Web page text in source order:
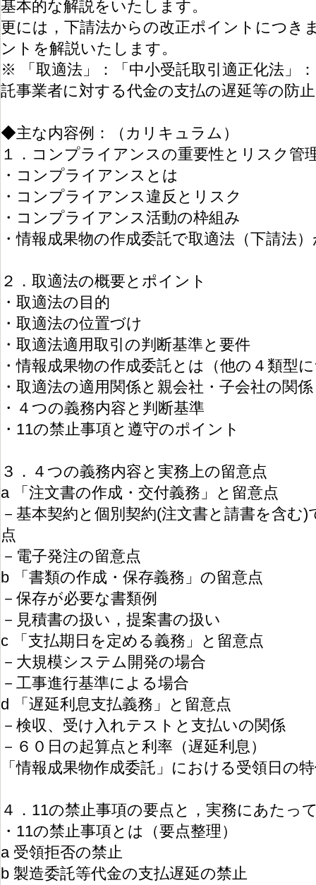
基本的な解説をいたします。
更には，下請法からの改正ポイントにつき
ントを解説いたします。
※ 「取適法」：「中小受託取引適正化法」
託事業者に対する代金の支払の遅延等の防
◆主な内容例：（カリキュラム）
１．コンプライアンスの重要性とリスク管
・コンプライアンスとは
・コンプライアンス違反とリスク
・コンプライアンス活動の枠組み
・情報成果物の作成委託で取適法（下請法
２．取適法の概要とポイント
・取適法の目的
・取適法の位置づけ
・取適法適用取引の判断基準と要件
・情報成果物の作成委託とは（他の４類型
・取適法の適用関係と親会社・子会社の関係
・４つの義務内容と判断基準
・11の禁止事項と遵守のポイント
３．４つの義務内容と実務上の留意点
a 「注文書の作成・交付義務」と留意点
－基本契約と個別契約(注文書と請書を含む
点
－電子発注の留意点
b 「書類の作成・保存義務」の留意点
－保存が必要な書類例
－見積書の扱い，提案書の扱い
c 「支払期日を定める義務」と留意点
－大規模システム開発の場合
－工事進行基準による場合
d 「遅延利息支払義務」と留意点
－検収、受け入れテストと支払いの関係
－６０日の起算点と利率（遅延利息）
「情報成果物作成委託」における受領日の
４．11の禁止事項の要点と，実務にあたっ
・11の禁止事項とは（要点整理）
a 受領拒否の禁⽌
b 製造委託等代⾦の⽀払遅延の禁⽌